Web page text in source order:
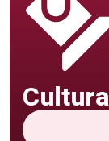
Cultura